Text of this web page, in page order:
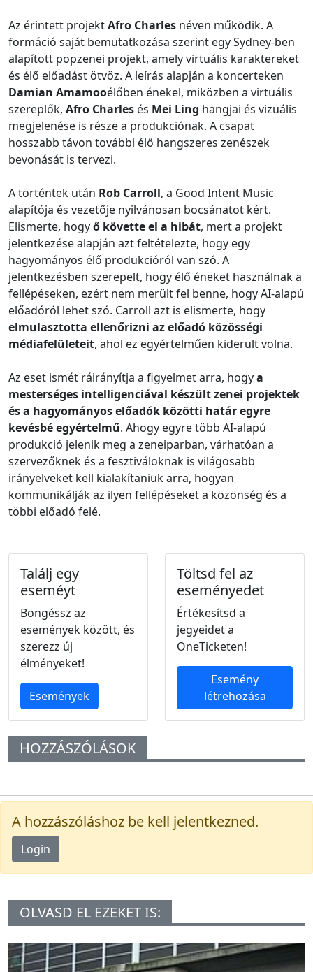
Az érintett projektAfro Charles néven működik. A
formáció saját bemutatkozása szerint egy Sydney-ben
alapított popzenei projekt, amely virtuális karaktereket
és élő előadást ötvöz. A leírás alapján a koncerteken
Damian Amamooélőben énekel, miközben a virtuális
szereplők, Afro Charles és Mei Ling hangjai és vizuális
megjelenése is része a produkciónak. A csapat
hosszabb távon további élő hangszeres zenészek
bevonását is tervezi.
A történtek után Rob Carroll, a Good Intent Music
alapítója és vezetője nyilvánosan bocsánatot kért.
Elismerte, hogyő követte el a hibát, mert a projekt
jelentkezése alapján azt feltételezte, hogy egy
hagyományos élő produkcióról van szó. A
jelentkezésben szerepelt, hogy élő éneket használnak a
fellépéseken, ezért nem merült fel benne, hogy AI-alapú
előadóról lehet szó. Carroll azt is elismerte, hogy
elmulasztotta ellenőrizni az előadó közösségi
médiafelületeit, ahol ez egyértelműen kiderült volna.
Az eset ismét ráirányítja a figyelmet arra, hogya
mesterséges intelligenciával készült zenei projektek
és a hagyományos előadók közötti határ egyre
kevésbé egyértelmű. Ahogy egyre több AI-alapú
produkció jelenik meg a zeneiparban, várhatóan a
szervezőknek és a fesztiváloknak is világosabb
irányelveket kell kialakítaniuk arra, hogyan
kommunikálják az ilyen fellépéseket a közönség és a
többi előadó felé.
Találj egy
eseméyt
Böngéssz az
események között, és
szerezz új
élményeket!
Események
Töltsd fel az
eseményedet
Értékesítsd a
jegyeidet a
OneTicketen!
Esemény
létrehozása
HOZZÁSZÓLÁSOK
A hozzászóláshoz be kell jelentkezned.
Login
OLVASD EL EZEKET IS: